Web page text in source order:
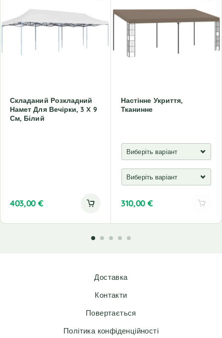
Складаний Розкладний
Намет Для Вечірки, 3 X 9
См, Білий
403,00 €
Настінне Укриття,
Тканинне
310,00 €
t
a
v
:
Доставка
Контакти
Повертається
Політика конфіденційності